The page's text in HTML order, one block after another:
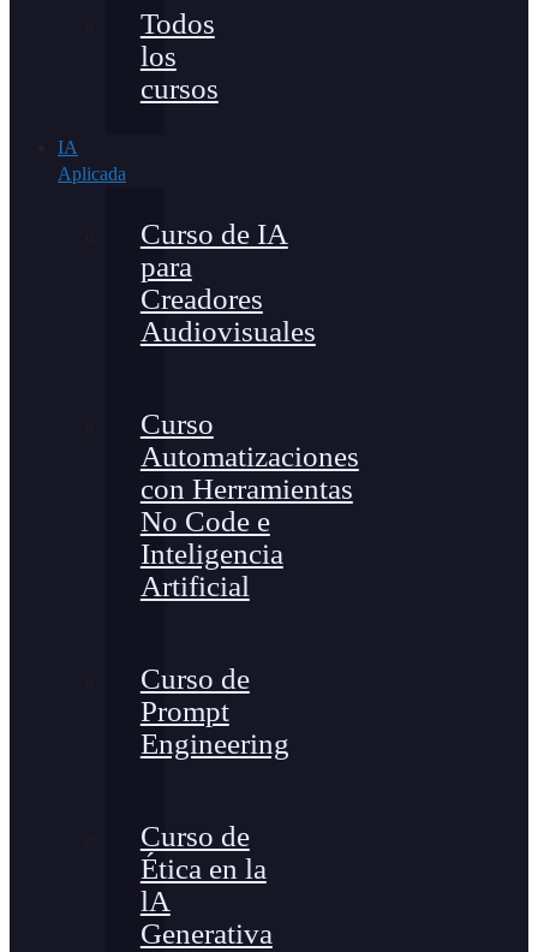
Todos
los
cursos
IA
Aplicada
Curso de IA
para
Creadores
Audiovisuales
Curso
Automatizaciones
con Herramientas
No Code e
Inteligencia
Artificial
Curso de
Prompt
Engineering
Curso de
Ética en la
lA
Generativa